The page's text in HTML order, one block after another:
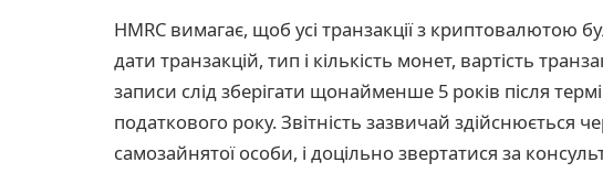
HMRC вимагає, щоб усі транзакції з криптовалютою
дати транзакцій, тип і кількість монет, вартість
записи слід зберігати щонайменше 5 років після
податкового року. Звітність зазвичай здійснюється
самозайнятої особи, і доцільно звертатися за